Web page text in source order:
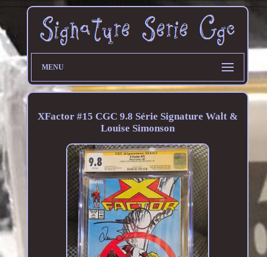
MENU
XFactor #15 CGC 9.8 Série Signature Walt &
Louise Simonson